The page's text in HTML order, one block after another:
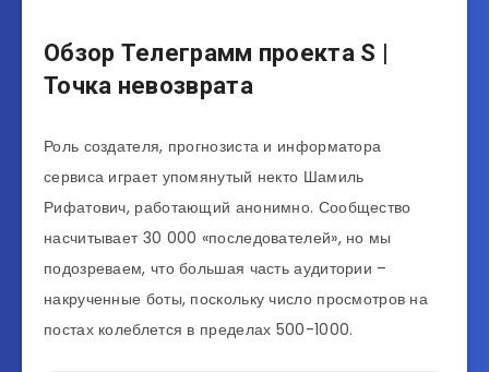
Обзор Телеграмм проекта S |
Точка невозврата
Роль создателя, прогнозиста и информатора
сервиса играет упомянутый некто Шамиль
Рифатович, работающий анонимно. Сообщество
насчитывает 30 000 «последователей», но мы
подозреваем, что большая часть аудитории –
накрученные боты, поскольку число просмотров на
постах колеблется в пределах 500-1000.